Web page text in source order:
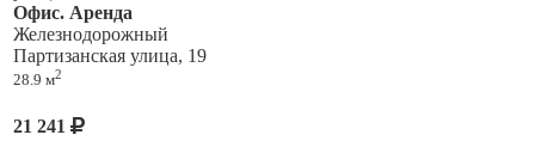
Аренда с НДС, в стоимость арендных платежей входят все
коммунальные платежи, кроме электричества. Собственник
рассматривает предоставление арендных каникул.
Офис. Аренда
Железнодорожный
Партизанская улица, 19
28.9 м2
21 241